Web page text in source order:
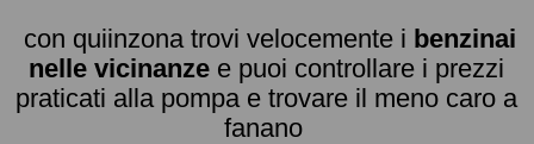
con quiinzona trovi velocemente i benzinai
nelle vicinanze e puoi controllare i prezzi
praticati alla pompa e trovare il meno caro a
fanano